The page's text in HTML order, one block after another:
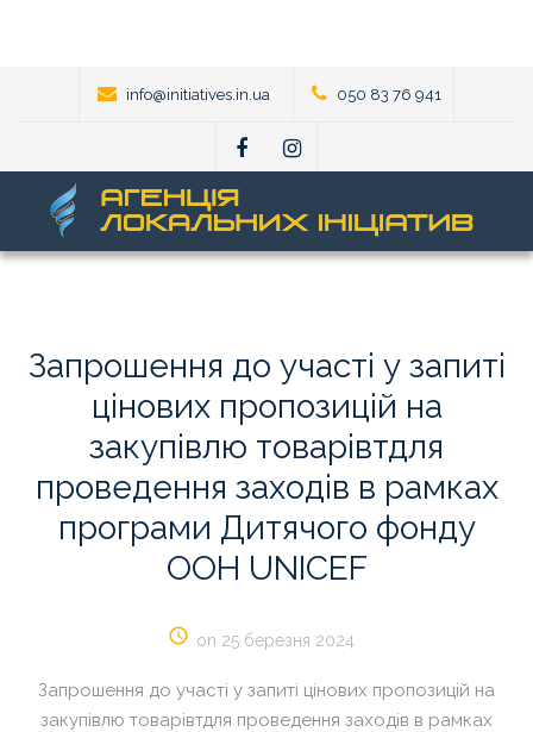
info@initiatives.in.ua 050 83 76 941
Запрошення до участі у запиті
цінових пропозицій на
закупівлю товарівтдля
проведення заходів в рамках
програми Дитячого фонду
ООН UNICEF
on 25 березня 2024
Запрошення до участі у запиті цінових пропозицій на
закупівлю товарівтдля проведення заходів в рамках